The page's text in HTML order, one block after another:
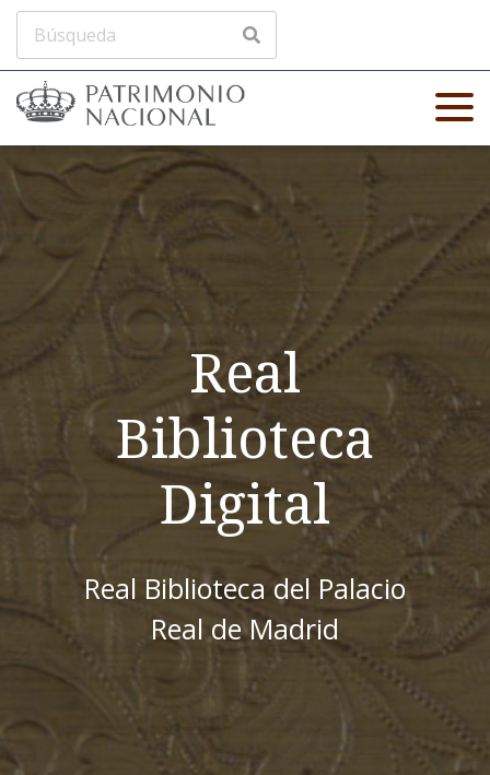
Real
Biblioteca
Digital
Real Biblioteca del Palacio
Real de Madrid